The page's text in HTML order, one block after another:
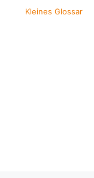
Kleines Glossar